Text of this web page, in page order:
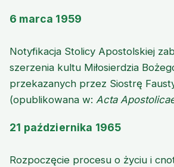
6 marca 1959
Notyfikacja Stolicy Apostolskiej
szerzenia kultu Miłosierdzia
przekazanych przez Siostrę
(opublikowana w: Acta
21 października 1965
Rozpoczęcie procesu o życiu i